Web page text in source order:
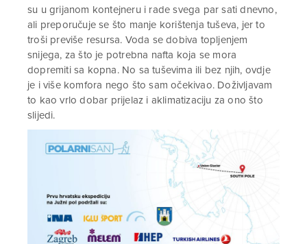
su u grijanom kontejneru i rade svega par sati dnevno,
ali preporučuje se što manje korištenja tuševa, jer to
troši previše resursa. Voda se dobiva topljenjem
snijega, za što je potrebna nafta koja se mora
dopremiti sa kopna. No sa tuševima ili bez njih, ovdje
je i više komfora nego što sam očekivao. Doživljavam
to kao vrlo dobar prijelaz i aklimatizaciju za ono što
slijedi.